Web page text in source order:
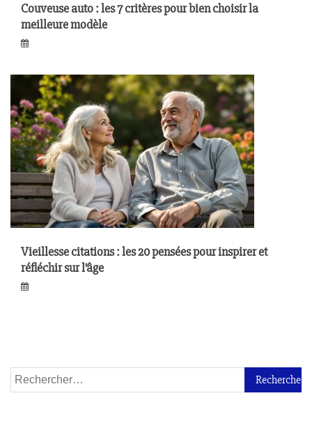
Couveuse auto : les 7 critères pour bien choisir la
meilleure modèle
Vieillesse citations : les 20 pensées pour inspirer et
réfléchir sur l’âge